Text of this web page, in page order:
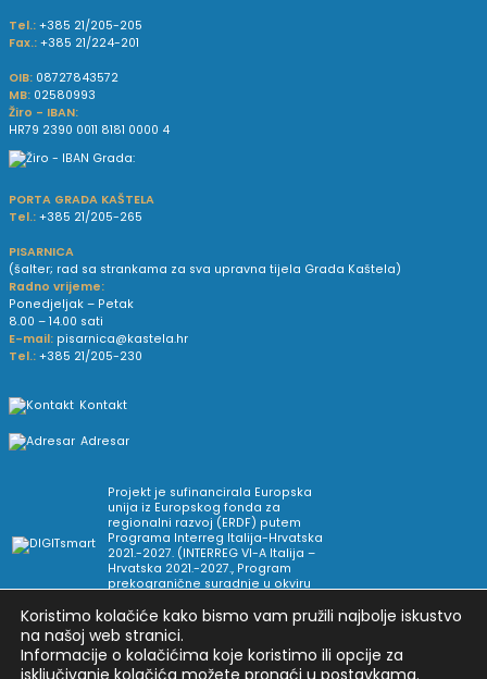
Tel.: +385 21/205-205
Fax.: +385 21/224-201
OIB: 08727843572
MB: 02580993
Žiro - IBAN:
HR79 2390 0011 8181 0000 4
PORTA GRADA KAŠTELA
Tel.: +385 21/205-265
PISARNICA
(šalter; rad sa strankama za sva upravna tijela Grada Kaštela)
Radno vrijeme:
Ponedjeljak – Petak
8.00 – 14.00 sati
E-mail: pisarnica@kastela.hr
Tel.: +385 21/205-230
Kontakt
Adresar
Projekt je sufinancirala Europska
unija iz Europskog fonda za
regionalni razvoj (ERDF) putem
Programa Interreg Italija-Hrvatska
2021.-2027. (INTERREG VI-A Italija –
Hrvatska 2021.-2027., Program
prekogranične suradnje u okviru
Arhiva novosti Uvjeti korištenja Impressum
Koristimo kolačiće kako bismo vam pružili najbolje iskustvo
na našoj web stranici.
Informacije o kolačićima koje koristimo ili opcije za
isključivanje kolačića možete pronaći u postavkama.